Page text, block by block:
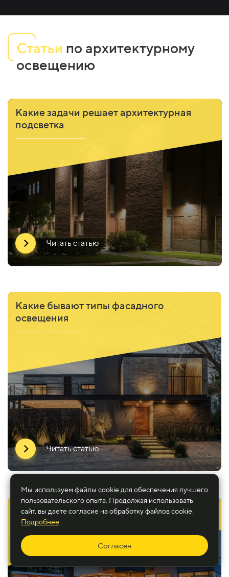
Мы используем файлы cookie для обеспечения лучшего
пользовательского опыта. Продолжая использовать
сайт, вы даете согласие на обработку файлов cookie.
Подробнее
Согласен
Статьи по архитектурному
освещению
Какие задачи решает архитектурная
подсветка
Рассказываем про функциональное и декоративное
освещение архитектурных объектов
Читать статью
Какие бывают типы фасадного
освещения
Выделяют пять основных приемов использования
архитектурного освещения фасадов зданий...
Читать статью
Назначение архитектурного освещения
Именно благодаря архитектурной подсветке человек
может любоваться красотой зданий даже ночью...